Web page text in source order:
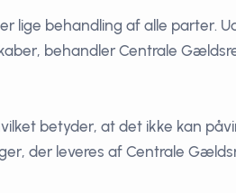
lige behandling af alle parter.
behandler Centrale
betyder, at det ikke kan
der leveres af Centrale